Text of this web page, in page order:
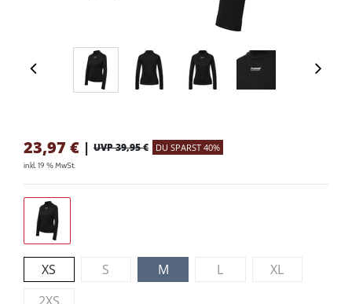
23,97 € | UVP 39,95 € DU SPARST 40%
inkl. 19 % MwSt.
XS S M L
XL